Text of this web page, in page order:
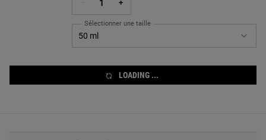
+
50 ml
Sélectionner une taille
LOADING ...